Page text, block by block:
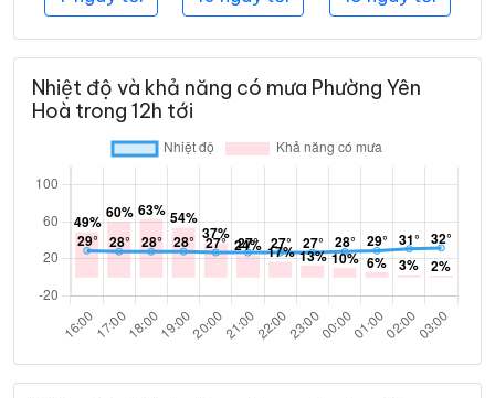
Nhiệt độ và khả năng có mưa Phường Yên
Hoà trong 12h tới